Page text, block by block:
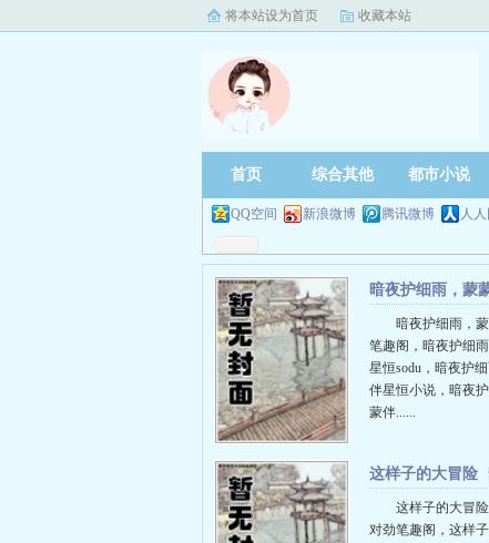
将本站设为首页 收藏本站
首页 综合其他 都市小说
QQ空间 新浪微博 腾讯微博 人人
暗夜护细雨，蒙
星恒暗夜护细雨，
笔趣阁，暗夜护细
星恒sodu，暗夜护
伴星恒小说，暗夜
蒙伴......
这样子的大冒险
有一点不对劲
这样子的大冒
对劲笔趣阁，这样